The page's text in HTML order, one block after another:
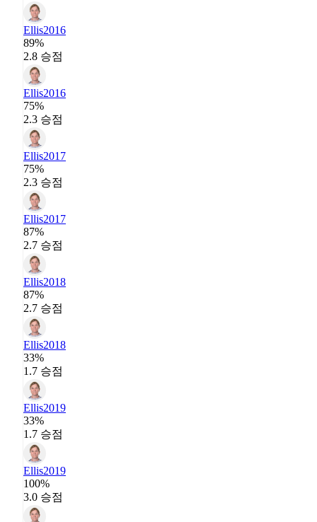
Ellis2016
89%
2.8 승점
Ellis2016
75%
2.3 승점
Ellis2017
75%
2.3 승점
Ellis2017
87%
2.7 승점
Ellis2018
87%
2.7 승점
Ellis2018
33%
1.7 승점
Ellis2019
33%
1.7 승점
Ellis2019
100%
3.0 승점